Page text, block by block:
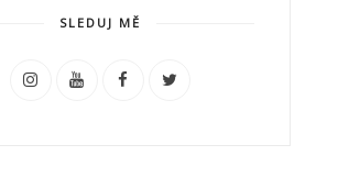
SLEDUJ MĚ